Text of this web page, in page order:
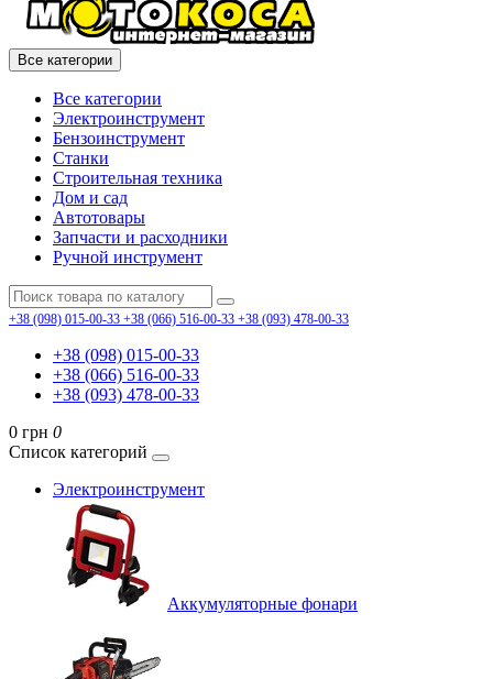
Все категории
Все категории
Электроинструмент
Бензоинструмент
Станки
Строительная техника
Дом и сад
Автотовары
Запчасти и расходники
Ручной инструмент
+38 (098) 015-00-33 +38 (066) 516-00-33 +38 (093) 478-00-33
+38 (098) 015-00-33
+38 (066) 516-00-33
+38 (093) 478-00-33
0 грн 0
Список категорий
Электроинструмент
Аккумуляторные фонари